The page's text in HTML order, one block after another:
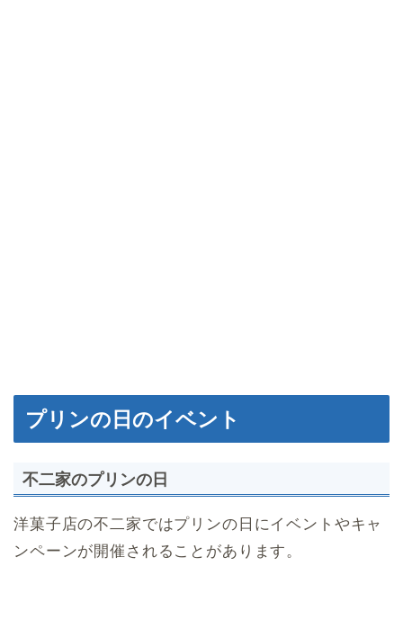
プリンの日のイベント
不二家のプリンの日
洋菓子店の不二家ではプリンの日にイベントやキャ
ンペーンが開催されることがあります。